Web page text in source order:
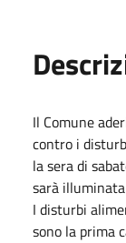
Il Comune
contro i
la sera di
sarà
I disturbi
sono la prima